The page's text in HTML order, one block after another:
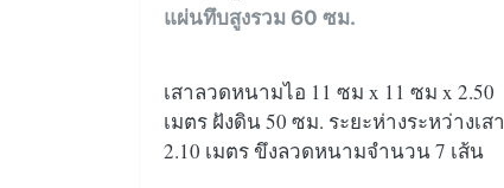
แผ่นทึบสูงรวม 60 ซม.
เสาลวดหนามไอ 11 ซม x 11 ซม x 2.50
เมตร ฝังดิน 50 ซม. ระยะห่างระหว่างเสา
2.10 เมตร ขึงลวดหนามจำนวน 7 เส้น